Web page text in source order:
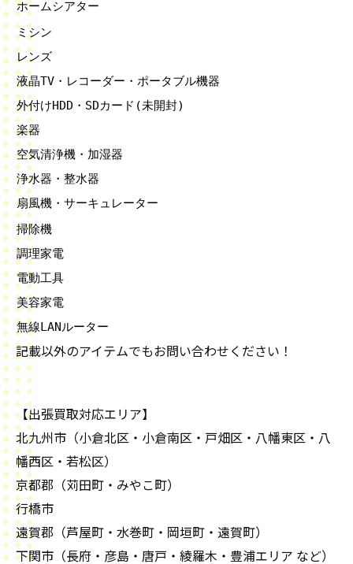
ホームシアター
ミシン
レンズ
液晶TV・レコーダー・ポータブル機器
外付けHDD・SDカード(未開封)
楽器
空気清浄機・加湿器
浄水器・整水器
扇風機・サーキュレーター
掃除機
調理家電
電動工具
美容家電
無線LANルーター
記載以外のアイテムでもお問い合わせください！
【出張買取対応エリア】
北九州市（小倉北区・小倉南区・戸畑区・八幡東区・八
幡西区・若松区）
京都郡（苅田町・みやこ町）
行橋市
遠賀郡（芦屋町・水巻町・岡垣町・遠賀町）
下関市（長府・彦島・唐戸・綾羅木・豊浦エリア など）